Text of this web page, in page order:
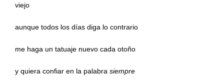
viejo
aunque todos los días diga lo contrario
me haga un tatuaje nuevo cada otoño
y quiera confiar en la palabra siempre